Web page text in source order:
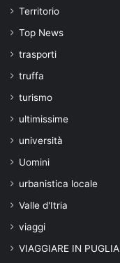
Territorio
Top News
trasporti
truffa
turismo
ultimissime
università
Uomini
urbanistica locale
Valle d'Itria
viaggi
VIAGGIARE IN PUGLIA